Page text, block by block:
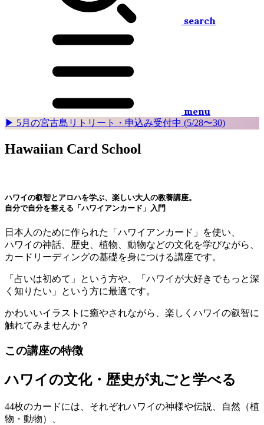
search
menu
▶︎ 5月の宮古島リトリート・申込み受付中 (5/28〜30)
Hawaiian Card School
ハワイの叡智とアロハを学ぶ、楽しい大人の教養講座。
自分で自分を整える「ハワイアンカード」入門
日本人のために作られた「ハワイアンカード」を使い、
ハワイの神話、歴史、植物、動物などの文化を学びながら、
カードリーディングの基礎を身につける講座です。
「占いは初めて」という方や、「ハワイが大好きでもっと深
く知りたい」という方に最適です。
かわいいイラストに癒やされながら、楽しくハワイの叡智に
触れてみませんか？
この講座の特徴
ハワイの文化・歴史が丸ごと学べる
44枚のカードには、それぞれハワイの神様や伝説、自然（植
物・動物）、